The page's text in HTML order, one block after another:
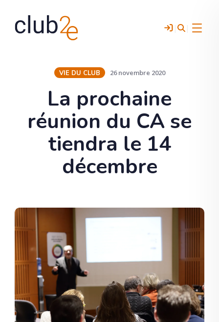
VIE DU CLUB 26 novembre 2020
La prochaine
réunion du CA se
tiendra le 14
décembre